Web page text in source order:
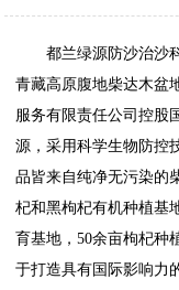
都兰绿源防沙治沙
青藏高原腹地柴达木盆
服务有限责任公司控股
源，采用科学生物防控
品皆来自纯净无污染的
杞和黑枸杞有机种植基
育基地，50余亩枸杞种
于打造具有国际影响力